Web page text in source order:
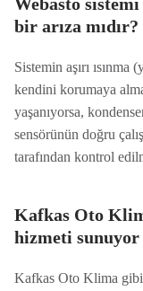
bir arıza mıdır?
Sistemin aşırı ısınma
kendini korumaya
yaşanıyorsa,
sensörünün doğru
tarafından kontrol
Kafkas Oto
hizmeti sunuyor
Kafkas Oto Klima